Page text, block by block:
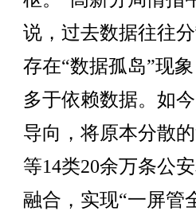
说，过去数据往往
存在“数据孤岛”现
多于依赖数据。如
导向，将原本分散
等14类20余万条公
融合，实现“一屏管